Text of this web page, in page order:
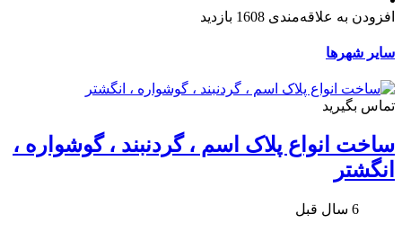
افزودن به علاقه‌مندی 1608 بازدید
سایر شهرها
تماس بگیرید
ساخت انواع پلاک اسم ، گردنبند ، گوشواره ،
انگشتر
6 سال قبل